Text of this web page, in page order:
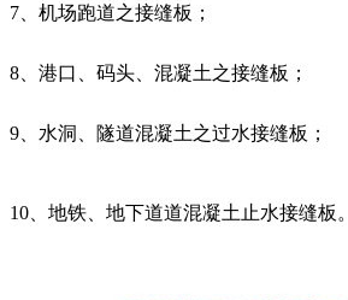
7、机场跑道之接缝板；
8、港口、码头、混凝土之接缝板；
9、水洞、隧道混凝土之过水接缝板；
10、地铁、地下道道混凝土止水接缝板。